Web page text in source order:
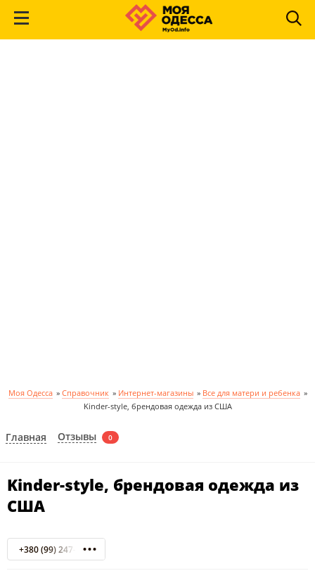
Моя Одесса » Справочник » Интернет-магазины » Все для матери и ребенка »
Kinder-style, брендовая одежда из США
Главная Отзывы 0
Kinder-style, брендовая одежда из
США
+380 (99) 247-58-77